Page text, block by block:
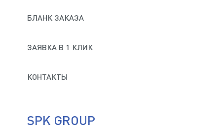
БЛАНК ЗАКАЗА
ЗАЯВКА В 1 КЛИК
КОНТАКТЫ
SPK GROUP